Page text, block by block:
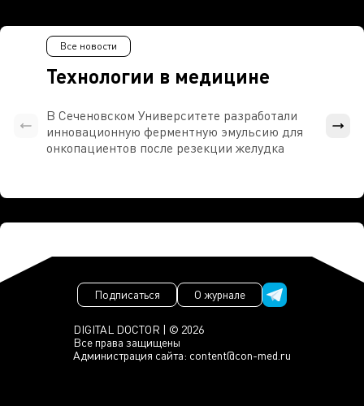
Технологии в медицине
Все новости
В Сеченовском Университете разработали
инновационную ферментную эмульсию для
онкопациентов после резекции желудка
DIGITAL DOCTOR | © 2026
Все права защищены
Администрация сайта: content@con-med.ru
Подписаться О журнале